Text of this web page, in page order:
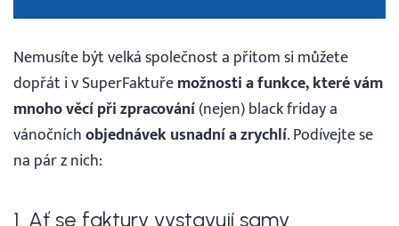
Čeština
English
Nemusíte být velká společnost a přitom si můžete
dopřát i v SuperFaktuřemožnosti a funkce, které vám
mnoho věcí při zpracování(nejen) black friday a
vánočníchobjednávek usnadní a zrychlí. Podívejte se
na pár z nich:
1. Ať se faktury vystavují samy